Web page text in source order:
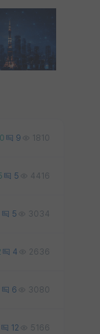
0 9 1810
5 4416
5 3034
4 2636
6 3080
12 5166